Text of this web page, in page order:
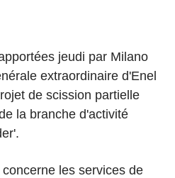
jeudi par Milano
extraordinaire d'Enel
de scission partielle
la branche d'activité
les services de